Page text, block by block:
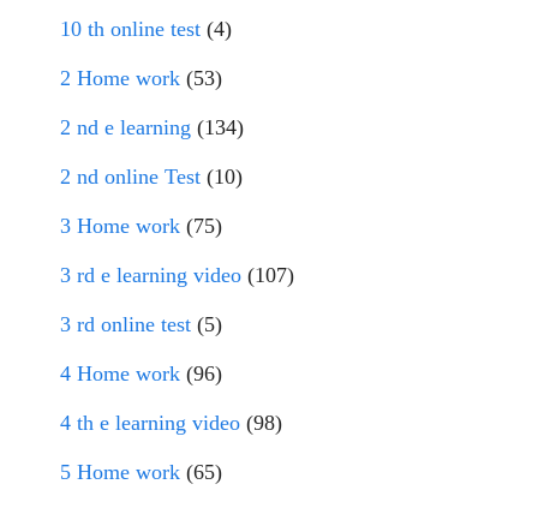
10 th online test (4)
2 Home work (53)
2 nd e learning (134)
2 nd online Test (10)
3 Home work (75)
3 rd e learning video (107)
3 rd online test (5)
4 Home work (96)
4 th e learning video (98)
5 Home work (65)